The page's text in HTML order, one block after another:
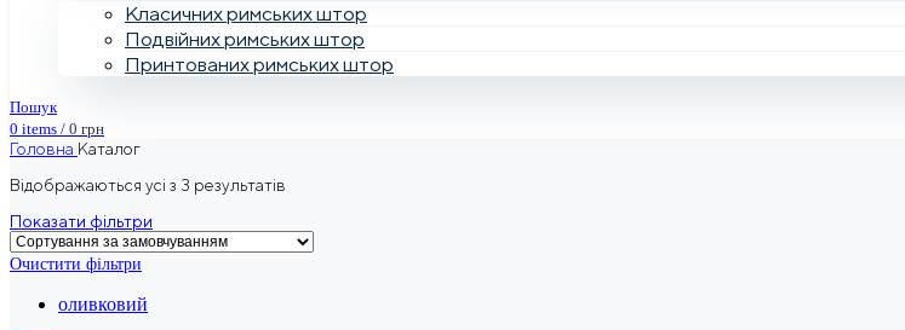
Класичних римських штор
Подвійних римських штор
Принтованих римських штор
Пошук
0 items / 0 грн
Головна Каталог
Відображаються усі з 3 результатів
Показати фільтри
Очистити фільтри
оливковий